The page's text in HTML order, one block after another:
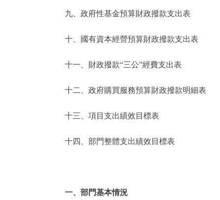
九、政府性基金預算財政撥款支出表
十、國有資本經營預算財政撥款支出表
十一、財政撥款“三公”經費支出表
十二、政府購買服務預算財政撥款明細表
十三、項目支出績效目標表
十四、部門整體支出績效目標表
一、部門基本情況